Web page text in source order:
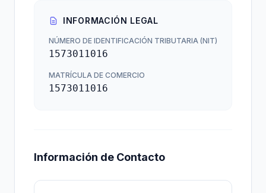
INFORMACIÓN LEGAL
NÚMERO DE IDENTIFICACIÓN TRIBUTARIA (NIT)
1573011016
MATRÍCULA DE COMERCIO
1573011016
Información de Contacto